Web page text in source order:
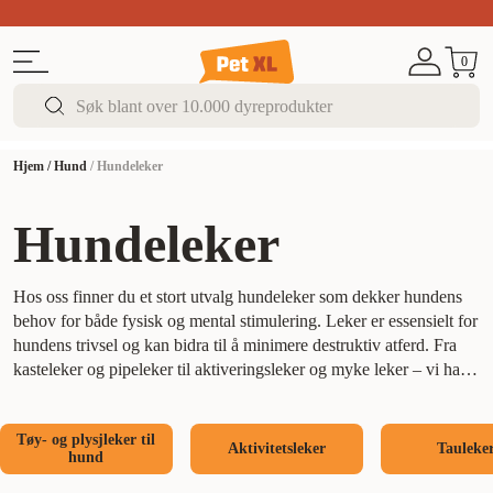
0
Hjem /Hund /Hundeleker
Hundeleker
Hos oss finner du et stort utvalg hundeleker som dekker hundens
behov for både fysisk og mental stimulering. Leker er essensielt for
hundens trivsel og kan bidra til å minimere destruktiv atferd. Fra
kasteleker og pipeleker til aktiveringsleker og myke leker – vi har
styrker båndet mellom dere. En stimulert hund er en lykkelig hund,
og med riktige leker kan du holde hunden din i toppform både
Tøy- og plysjleker til
hund
Aktivitetsleker